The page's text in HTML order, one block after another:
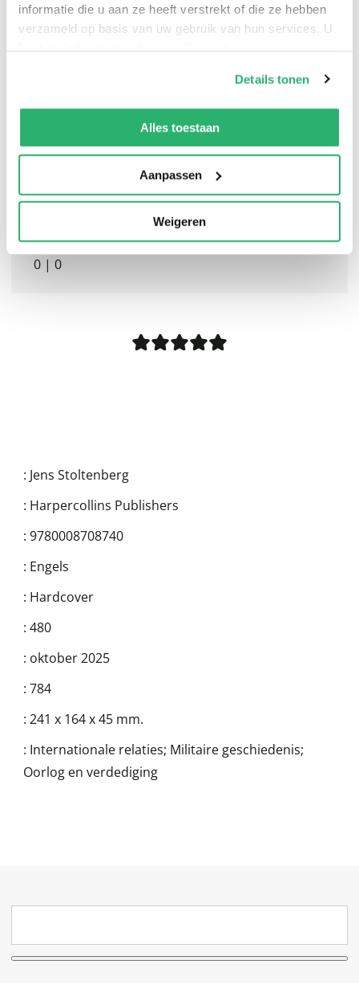
informatie die u aan ze heeft verstrekt of die ze hebben
verzameld op basis van uw gebruik van hun services. U
kunt op ieder moment uw cookievoorkeuren aanpassen
We werken samen met13 derdendie uw gegevens
kunnen ontvangen en verwerken.
Details tonen
Alles toestaan
Aanpassen
Weigeren
JENS STOLTENBERG OFFERS AN HONEST AND CANDID
ACCOUNT OF A DRAMATIC DECADE AS THE LEADER OF
NATO.
0 | 0
: Jens Stoltenberg
: Harpercollins Publishers
: 9780008708740
: Engels
: Hardcover
: 480
: oktober 2025
: 784
: 241 x 164 x 45 mm.
: Internationale relaties; Militaire geschiedenis;
Oorlog en verdediging